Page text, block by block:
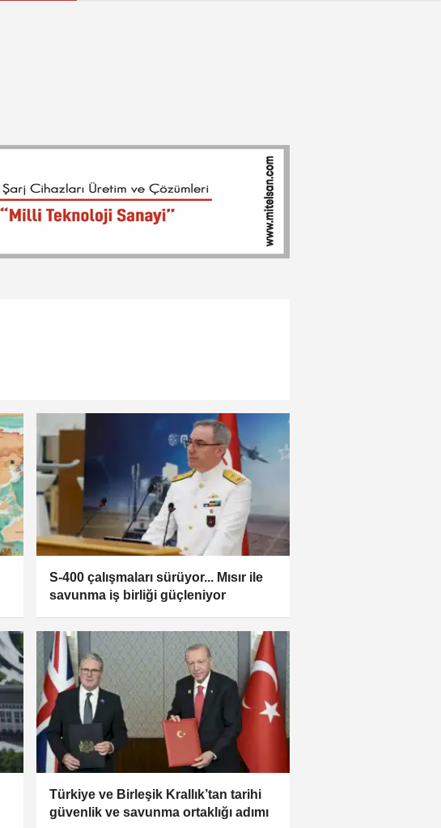
S-400 çalışmaları sürüyor... Mısır ile
savunma iş birliği güçleniyor
Türkiye ve Birleşik Krallık’tan tarihi
güvenlik ve savunma ortaklığı adımı